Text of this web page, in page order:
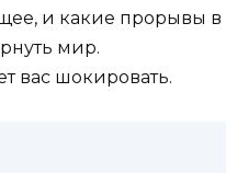
и какие прорывы в
мир.
вас шокировать.